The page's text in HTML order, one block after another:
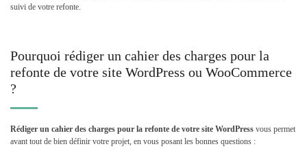
suivi de votre refonte.
Pourquoi rédiger un cahier des charges pour la
refonte de votre site WordPress ou WooCommerce
?
Rédiger un cahier des charges pour la refonte de votre site WordPress vous permet
avant tout de bien définir votre projet, en vous posant les bonnes questions :